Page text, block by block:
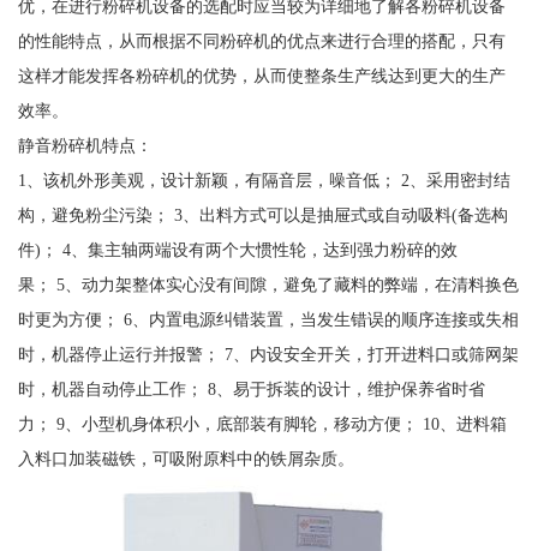
优，在进行粉碎机设备的选配时应当较为详细地了解各粉碎机设备
的性能特点，从而根据不同粉碎机的优点来进行合理的搭配，只有
这样才能发挥各粉碎机的优势，从而使整条生产线达到更大的生产
效率。
静音粉碎机特点：
1、该机外形美观，设计新颖，有隔音层，噪音低； 2、采用密封结
构，避免粉尘污染； 3、出料方式可以是抽屉式或自动吸料(备选构
件)； 4、集主轴两端设有两个大惯性轮，达到强力粉碎的效
果； 5、动力架整体实心没有间隙，避免了藏料的弊端，在清料换色
时更为方便； 6、内置电源纠错装置，当发生错误的顺序连接或失相
时，机器停止运行并报警； 7、内设安全开关，打开进料口或筛网架
时，机器自动停止工作； 8、易于拆装的设计，维护保养省时省
力； 9、小型机身体积小，底部装有脚轮，移动方便； 10、进料箱
入料口加装磁铁，可吸附原料中的铁屑杂质。